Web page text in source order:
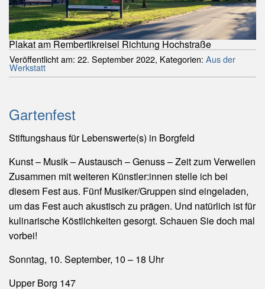
Plakat am Rembertikreisel Richtung Hochstraße
Veröffentlicht am: 22. September 2022, Kategorien: Aus der
Werkstatt
Gartenfest
Stiftungshaus für Lebenswerte(s) in Borgfeld
Kunst – Musik – Austausch – Genuss – Zeit zum Verweilen
Zusammen mit weiteren Künstler:innen stelle ich bei
diesem Fest aus. Fünf Musiker/Gruppen sind eingeladen,
um das Fest auch akustisch zu prägen. Und natürlich ist für
kulinarische Köstlichkeiten gesorgt. Schauen Sie doch mal
vorbei!
Sonntag, 10. September, 10 – 18 Uhr
Upper Borg 147